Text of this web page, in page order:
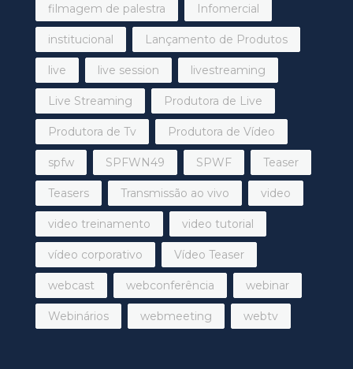
filmagem de palestra Infomercial
institucional Lançamento de Produtos
live live session livestreaming
Live Streaming Produtora de Live
Produtora de Tv Produtora de Vídeo
spfw SPFWN49 SPWF Teaser
Teasers Transmissão ao vivo video
video treinamento video tutorial
vídeo corporativo Vídeo Teaser
webcast webconferência webinar
Webinários webmeeting webtv